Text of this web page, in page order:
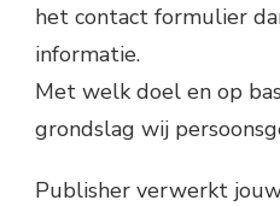
het contact formulier
informatie.
Met welk doel en op
grondslag wij
Publisher verwerkt